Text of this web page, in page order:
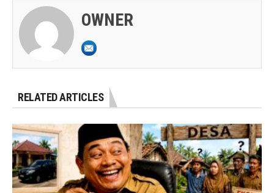
OWNER
RELATED ARTICLES